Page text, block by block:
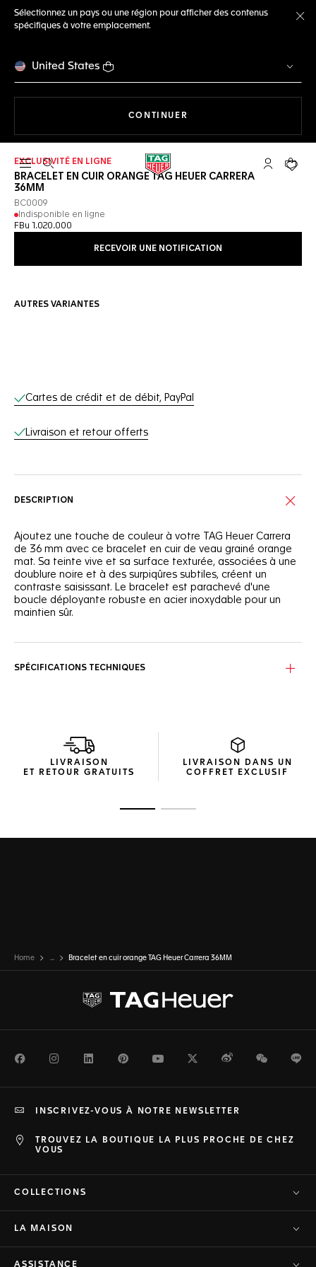
Sélectionnez un pays ou une région pour afficher des contenus
spécifiques à votre emplacement.
United States
CONTINUER
Ouvrir la barre de recherche Compte My
Votre
EXCLUSIVITÉ EN LIGNE
BRACELET EN CUIR ORANGE TAG HEUER CARRERA
36MM
BC0009
Indisponible en ligne
FBu 1.020.000
RECEVOIR UNE NOTIFICATION
AUTRES VARIANTES
Services en ligne
Cartes de crédit et de débit, PayPal
Livraison et retour offerts
DESCRIPTION
Ajoutez une touche de couleur à votre TAG Heuer Carrera
de 36 mm avec ce bracelet en cuir de veau grainé orange
mat. Sa teinte vive et sa surface texturée, associées à une
doublure noire et à des surpiqûres subtiles, créent un
contraste saisissant. Le bracelet est parachevé d'une
boucle déployante robuste en acier inoxydable pour un
maintien sûr.
SPÉCIFICATIONS TECHNIQUES
LIVRAISON
ET RETOUR GRATUITS
LIVRAISON DANS UN
COFFRET EXCLUSIF
Home ... Bracelet en cuir orange TAG Heuer Carrera 36MM
FacebookInstagramLinkedInPinterestYoutubeTwitterWeiboWeChat
TROUVEZ LA BOUTIQUE LA PLUS PROCHE DE CHEZ
VOUS
INSCRIVEZ-VOUS À NOTRE NEWSLETTER
COLLECTIONS
LA MAISON
ASSISTANCE